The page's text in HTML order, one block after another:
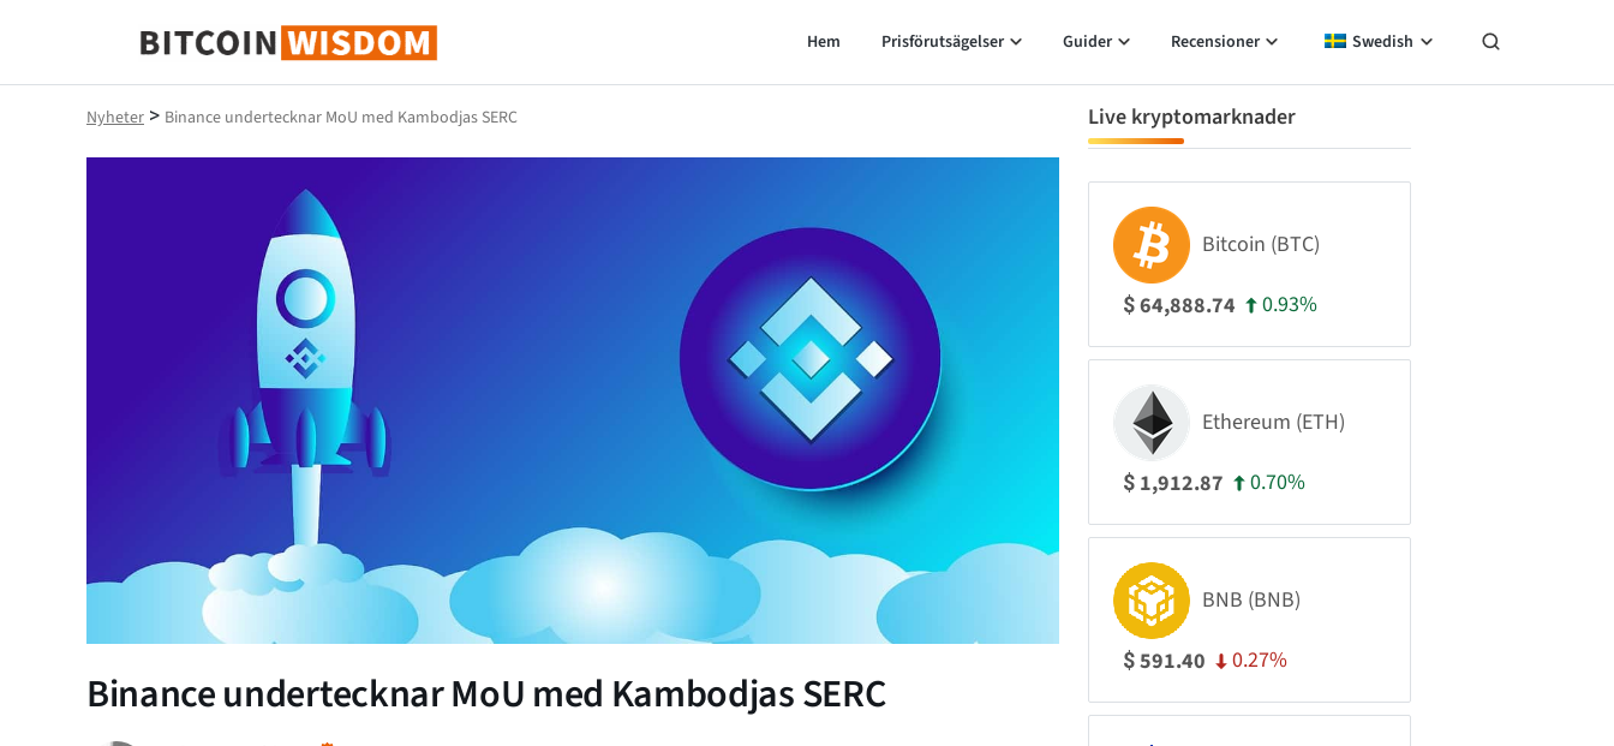
Bitcoin Wisdom
Hem Prisförutsägelser Guider Recensioner Swedish
Nyheter > Binance undertecknar MoU med Kambodjas SERC
Binance undertecknar MoU med Kambodjas SERC
Live kryptomarknader
Bitcoin (BTC)
$64,888.74 0.93%
Ethereum (ETH)
$ 1,912.87 0.70%
BNB (BNB)
$591.40 0.27%